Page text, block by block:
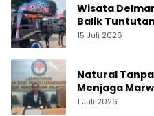
Wisata
Balik
15 Juli 2026
Natural
Menjaga
1 Juli 2026